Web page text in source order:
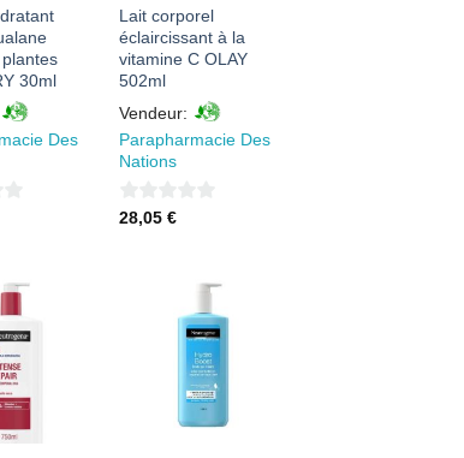
30ml
Des
Lait corporel
éclaircissant à la
vitamine C OLAY
502ml
Vendeur:
Parapharmacie Des
Nations
0
28,05 €
À MES
AJOUTER
À MES
FAVORIS